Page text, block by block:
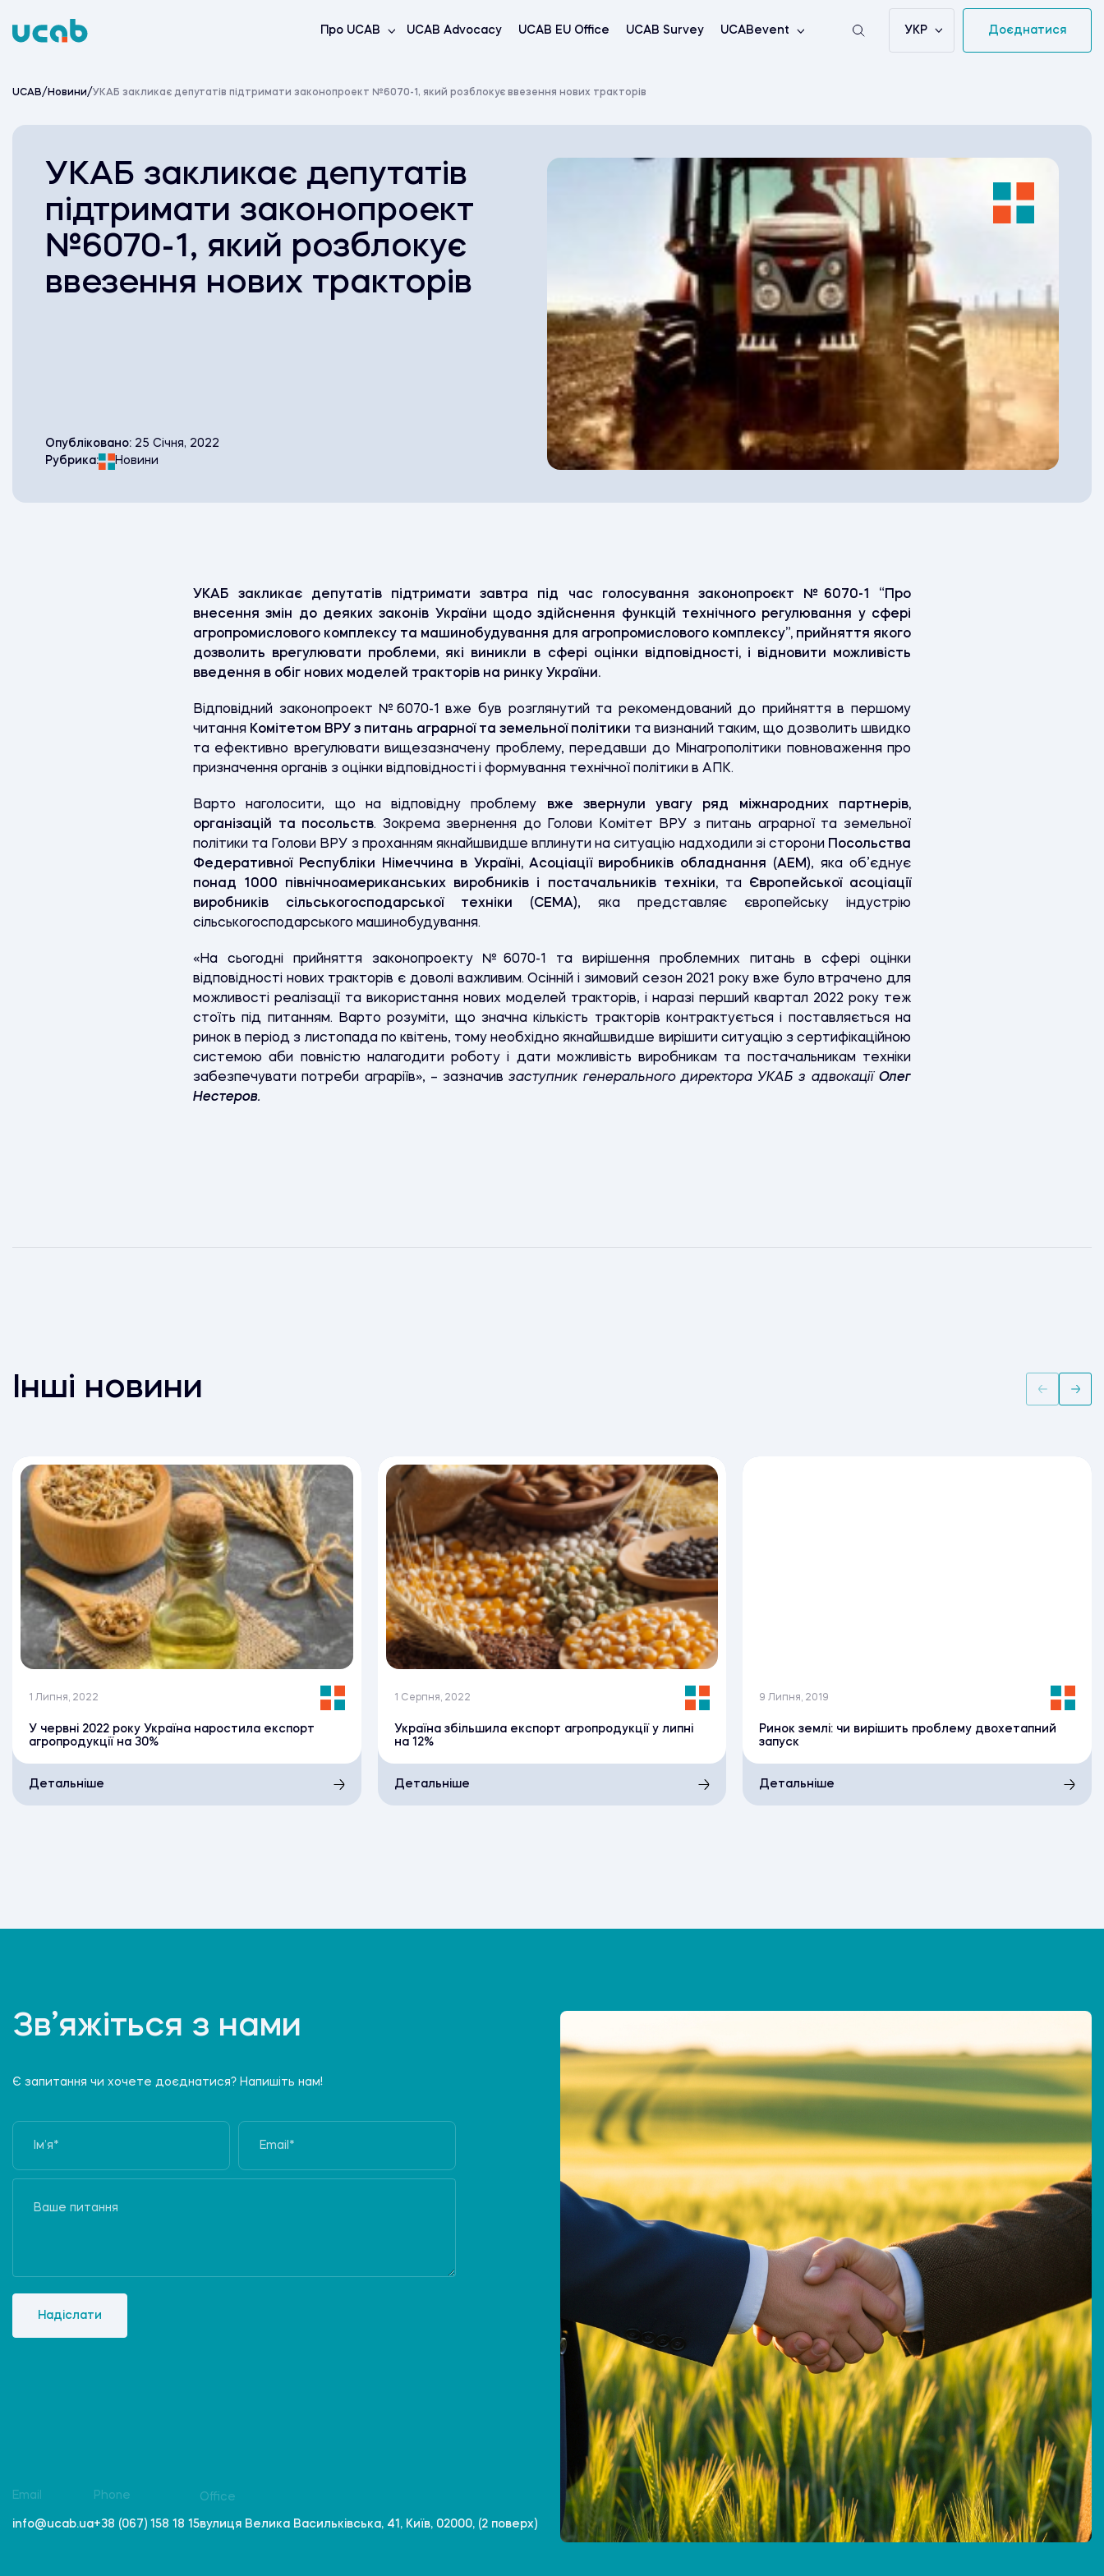
to
Про UCAB UCAB Advocacy UCAB EU Office UCAB Survey UCABevent УКР Доєднатися
UCAB/ Новини/УКАБ закликає депутатів підтримати законопроект №6070-1, який розблокує ввезення нових тракторів
УКАБ закликає депутатів
підтримати законопроект
№6070-1, який розблокує
ввезення нових тракторів
Опубліковано: 25 Січня, 2022
Рубрика:
Новини
УКАБ закликає депутатів підтримати завтра під час голосування законопроєкт №6070-1 “Про
внесення змін до деяких законів України щодо здійснення функцій технічного регулювання у сфері
агропромислового комплексу та машинобудування для агропромислового комплексу”, прийняття якого
дозволить врегулювати проблеми, які виникли в сфері оцінки відповідності, і відновити можливість
введення в обіг нових моделей тракторів на ринку України.
Відповідний законопроект №6070-1 вже був розглянутий та рекомендований до прийняття в першому
читання Комітетом ВРУ з питань аграрної та земельної політики та визнаний таким, що дозволить швидко
та ефективно врегулювати вищезазначену проблему, передавши до Мінагрополітики повноваження про
призначення органів з оцінки відповідності і формування технічної політики в АПК.
Варто наголосити, що на відповідну проблему вже звернули увагу ряд міжнародних партнерів,
організацій та посольств. Зокрема звернення до Голови Комітет ВРУ з питань аграрної та земельної
політики та Голови ВРУ з проханням якнайшвидше вплинути на ситуацію надходили зі сторони
Посольства
Федеративної Республіки Німеччина в Україні, Асоціаціївиробників обладнання (АЕМ), яка об’єднує
понад 1000 північноамериканських виробників і постачальників техніки, та Європейської асоціації
виробників сільськогосподарської техніки (СЕМА), яка представляє європейську індустрію
сільськогосподарського машинобудування.
«На сьогодні прийняття законопроекту №6070-1 та вирішення проблемних питань в сфері оцінки
відповідності нових тракторів є доволі важливим. Осінній і зимовий сезон 2021 року вже було втрачено для
можливості реалізації та використання нових моделей тракторів, і наразі перший квартал 2022 року теж
стоїть під питанням. Варто розуміти, що значна кількість тракторів контрактується і поставляється на
ринок в період з листопада по квітень, тому необхідно якнайшвидше вирішити ситуацію з сертифікаційною
системою аби повністю налагодити роботу і дати можливість виробникам та постачальникам техніки
забезпечувати потреби аграріїв», – зазначивзаступник генерального директора УКАБ з адвокаціїОлег
Нестеров.
Інші новини
1 Липня, 2022
У червні 2022 року Україна наростила експорт
агропродукції на 30%
Детальніше
1 Серпня, 2022
Україна збільшила експорт агропродукції у липні
на 12%
Детальніше
9 Липня, 2019
Ринок землі: чи вирішить проблему двохетапний
запуск
Детальніше
Зв’яжіться з нами
Є запитання чи хочете доєднатися? Напишіть нам!
Надіслати
Email
info@ucab.ua
Phone
+38 (067) 158 18 15
Office
вулиця Велика Васильківська, 41, Київ, 02000, (2 поверх)